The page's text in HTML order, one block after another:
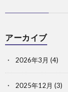
アーカイブ
2026年3月 (4)
2025年12月 (3)